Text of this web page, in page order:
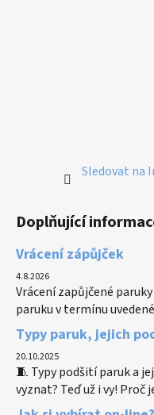
Sledovat na
Doplňující
Vrácení zápůjček
4.8.2026
Vrácení zapůjčené
paruku v termínu
Typy paruk, jejich
20.10.2025
🧵 Typy podšití paruk a
vyznat? Teď už i vy! Proč